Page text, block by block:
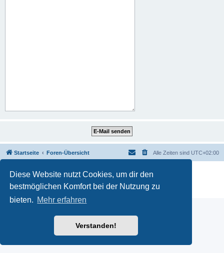
Diese Website nutzt Cookies, um dir den
bestmöglichen Komfort bei der Nutzung zu
bieten. Mehr erfahren
Verstanden!
Startseite Foren-Übersicht Alle Zeiten sind UTC+02:00
Powered by phpBB
® Forum Software © phpBB Limited
Deutsche Übersetzung durch
Datenschutz|Nutzungsbedingungen